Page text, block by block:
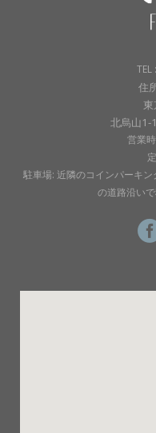
住
北烏山1-
営業
駐車場: 近隣のコインパーキ
の道路沿い